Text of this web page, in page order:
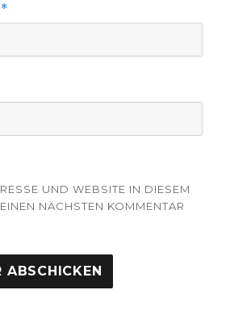
*
UND WEBSITE IN DIESEM
NÄCHSTEN KOMMENTAR